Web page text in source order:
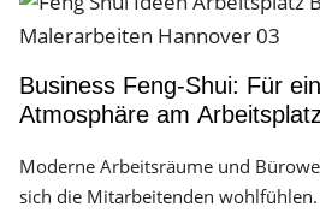
Kontakt
Navigation
Business Feng-Shui: Für
Atmosphäre am
Moderne Arbeitsräume und
sich die Mitarbeitenden